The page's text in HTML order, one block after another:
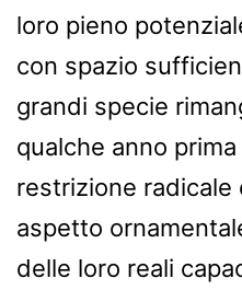
loro pieno
con spazio
grandi specie
qualche anno
restrizione radicale
aspetto
delle loro reali